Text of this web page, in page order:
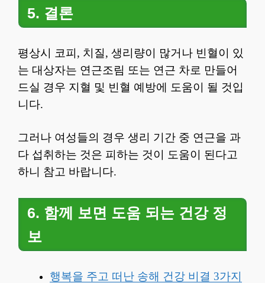
5. 결론
평상시 코피, 치질, 생리량이 많거나 빈혈이 있
는 대상자는 연근조림 또는 연근 차로 만들어
드실 경우 지혈 및 빈혈 예방에 도움이 될 것입
니다.
그러나 여성들의 경우 생리 기간 중 연근을 과
다 섭취하는 것은 피하는 것이 도움이 된다고
하니 참고 바랍니다.
6. 함께 보면 도움 되는 건강 정
보
행복을 주고 떠난 송해 건강 비결 3가지